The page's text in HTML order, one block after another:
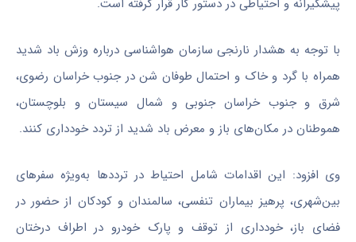
با توجه به هشدار نارنجی سازمان هواشناسی درباره وزش باد شدید
همراه با گرد و خاک و احتمال طوفان شن در جنوب خراسان رضوی،
شرق و جنوب خراسان جنوبی و شمال سیستان و بلوچستان،
هموطنان در مکان‌های باز و معرض باد شدید از تردد خودداری کنند.
وی افزود: این اقدامات شامل احتیاط در تردد‌ها به‌ویژه سفر‌های
بین‌شهری، پرهیز بیماران تنفسی، سالمندان و کودکان از حضور در
فضای باز، خودداری از توقف و پارک خودرو در اطراف درختان